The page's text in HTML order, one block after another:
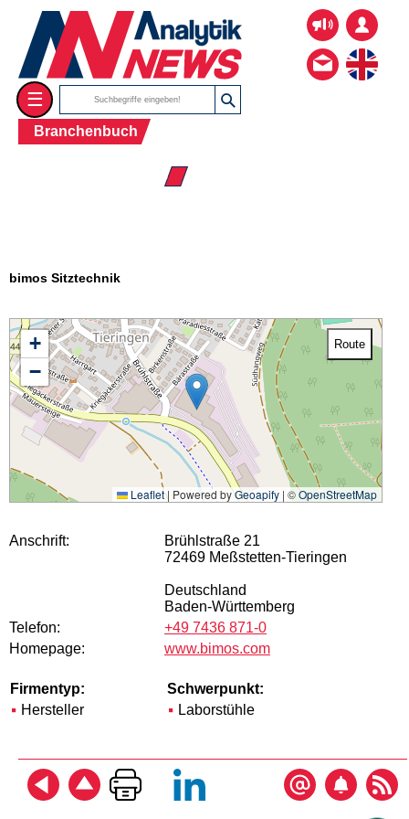
☰
Branchenbuch
☰ Firmenverzeichnis
bimos Sitztechnik
+
−
Route
Leaflet| Powered byGeoapify| ©OpenStreetMap
Anschrift:
Brühlstraße 21
72469 Meßstetten-Tieringen
Deutschland
Baden-Württemberg
Telefon:
+49 7436 871-0
Homepage:
www.bimos.com
Firmentyp:
Hersteller
Schwerpunkt:
Laborstühle